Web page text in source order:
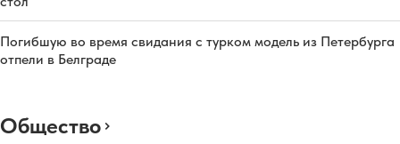
Погибшую во время свидания с турком модель из Петербурга
отпели в Белграде
Общество